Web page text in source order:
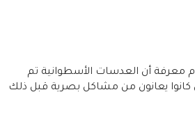
معرفة أن العدسات الأسطوانية تم
كانوا يعانون من مشاكل بصرية قبل ذلك